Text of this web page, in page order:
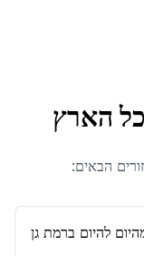
הארץ
הבאים:
להיום ברמת גן